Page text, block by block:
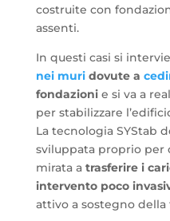
costruite con
assenti.
In questi casi si
nei muridovute a
fondazionie si va a
per stabilizzare
La tecnologia SYStab
sviluppata proprio per
mirata a trasferire i
intervento poco
attivo a sostegno della